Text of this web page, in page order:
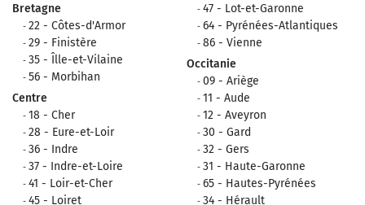
Bretagne
22 - Côtes-d'Armor
29 - Finistère
35 - Îlle-et-Vilaine
56 - Morbihan
Centre
18 - Cher
28 - Eure-et-Loir
36 - Indre
37 - Indre-et-Loire
41 - Loir-et-Cher
45 - Loiret
47 - Lot-et-Garonne
64 - Pyrénées-Atlantiques
86 - Vienne
Occitanie
09 - Ariège
11 - Aude
12 - Aveyron
30 - Gard
32 - Gers
31 - Haute-Garonne
65 - Hautes-Pyrénées
34 - Hérault